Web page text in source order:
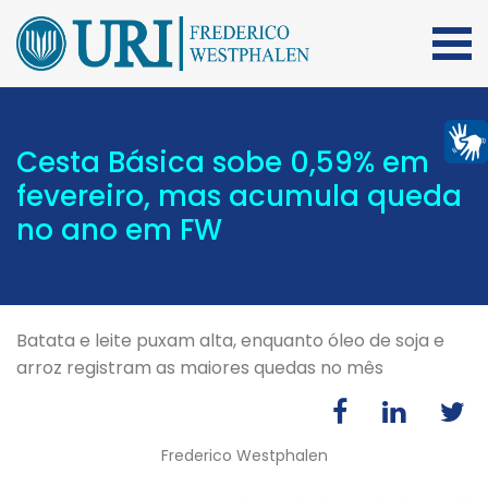
Cesta Básica sobe 0,59% em
fevereiro, mas acumula queda
no ano em FW
Batata e leite puxam alta, enquanto óleo de soja e
arroz registram as maiores quedas no mês
Frederico Westphalen